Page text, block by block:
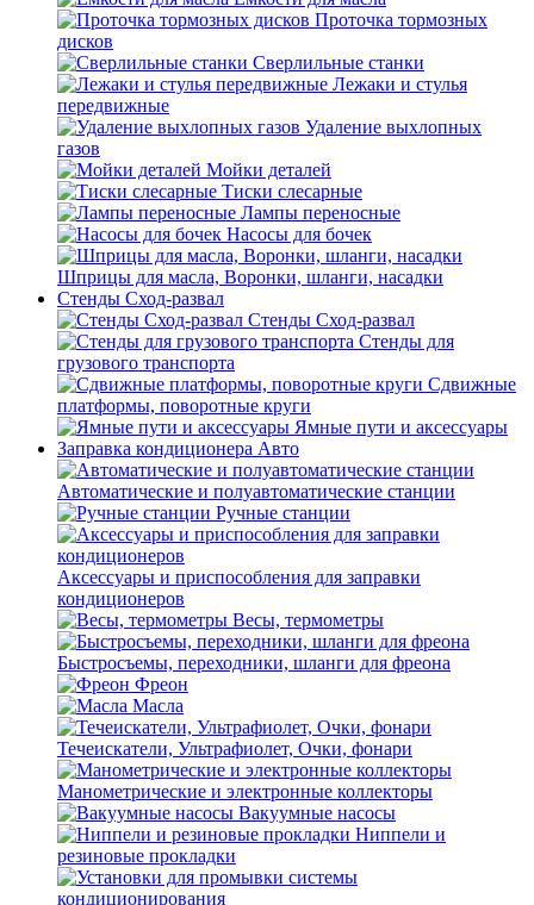
Проточка тормозных
дисков
Сверлильные станки
Лежаки и стулья
передвижные
Удаление выхлопных
газов
Мойки деталей
Тиски слесарные
Лампы переносные
Насосы для бочек
Шприцы для масла, Воронки, шланги, насадки
Стенды Сход-развал
Стенды Сход-развал
Стенды для
грузового транспорта
Сдвижные
платформы, поворотные круги
Ямные пути и аксессуары
Заправка кондиционера Авто
Автоматические и полуавтоматические станции
Ручные станции
Аксессуары и приспособления для заправки
кондиционеров
Весы, термометры
Быстросъемы, переходники, шланги для фреона
Фреон
Масла
Течеискатели, Ультрафиолет, Очки, фонари
Манометрические и электронные коллекторы
Вакуумные насосы
Ниппели и
резиновые прокладки